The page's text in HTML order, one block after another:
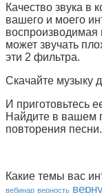
Качество звука в
вашего и моего
воспроизводимая
может звучать
эти 2 фильтра.
Скачайте музыку
И приготовьтесь
Найдите в вашем
повторения
Какие темы вас
вебинар верность